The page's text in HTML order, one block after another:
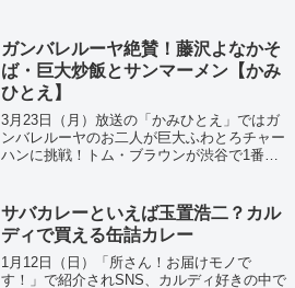
ガンバレルーヤ絶賛！藤沢よなかそ
ば・巨大炒飯とサンマーメン【かみ
ひとえ】
3月23日（月）放送の「かみひとえ」ではガ
ンバレルーヤのお二人が巨大ふわとろチャー
ハンに挑戦！トム・ブラウンが渋谷で1番美
サバカレーといえば玉置浩二？カル
ディで買える缶詰カレー
1月12日（日）「所さん！お届けモノで
す！」で紹介されSNS、カルディ好きの中で